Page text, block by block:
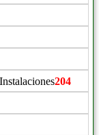
204